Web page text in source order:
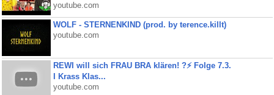
youtube.com
WOLF - STERNENKIND (prod. by terence.killt)
youtube.com
REWI will sich FRAU BRA klären! ?⚡️ Folge 7.3.
I Krass Klas...
youtube.com